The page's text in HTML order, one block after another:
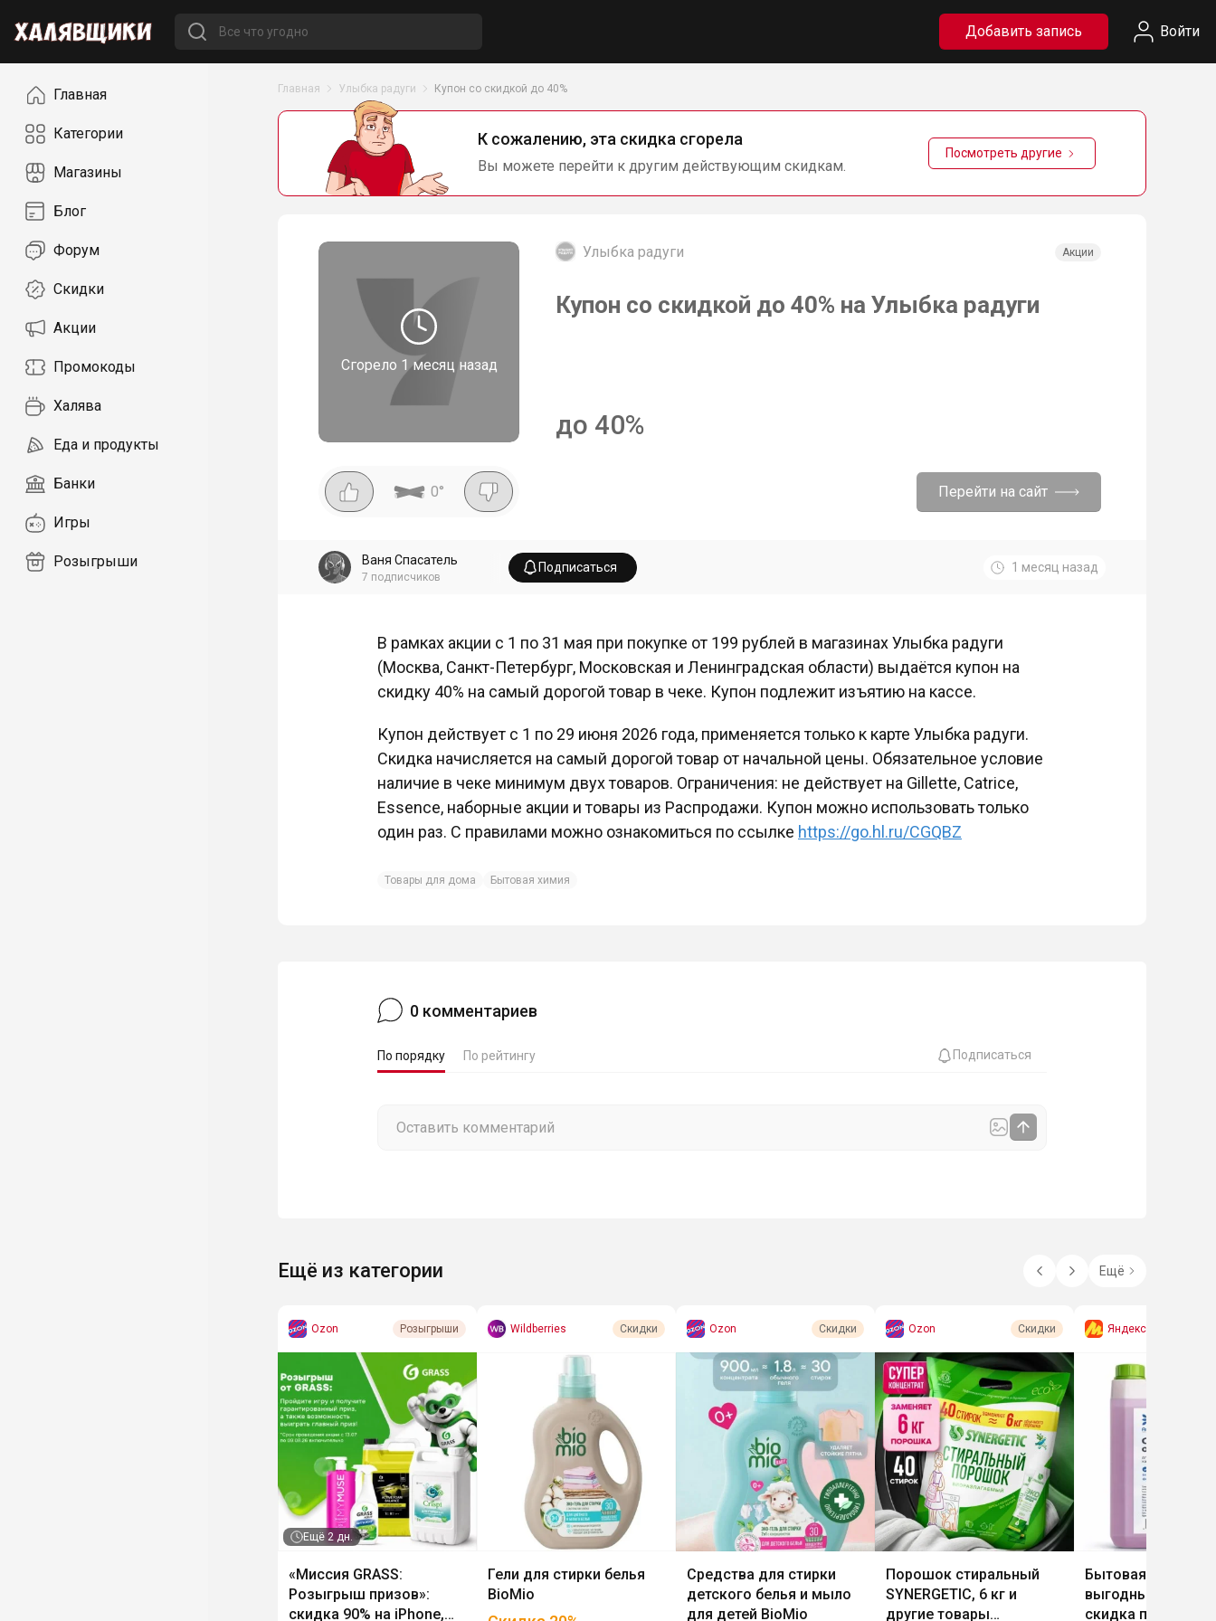
Добавить запись Войти
НавигацияГлавная
Категории
Магазины
Блог
Форум
Скидки
Акции
Промокоды
Халява
Еда и продукты
Банки
Игры
Розыгрыши
Главная Улыбка радуги Купон со скидкой до 40%
К сожалению, эта скидка сгорела
Вы можете перейти к другим действующим скидкам.
Посмотреть другие
Сгорело 1 месяц назад
Улыбка радуги Акции
Купон со скидкой до 40% на Улыбка радуги
до 40%
0° Перейти на сайт
Ваня Спасатель
7 подписчиков
Подписаться 1 месяц назад
В рамках акции с 1 по 31 мая при покупке от 199 рублей в магазинах Улыбка радуги
(Москва, Санкт-Петербург, Московская и Ленинградская области) выдаётся купон на
скидку 40% на самый дорогой товар в чеке. Купон подлежит изъятию на кассе.
Купон действует с 1 по 29 июня 2026 года, применяется только к карте Улыбка радуги.
Скидка начисляется на самый дорогой товар от начальной цены. Обязательное условие
наличие в чеке минимум двух товаров. Ограничения: не действует на Gillette, Catrice,
Essence, наборные акции и товары из Распродажи. Купон можно использовать только
один раз. С правилами можно ознакомиться по ссылке https://go.hl.ru/CGQBZ
Товары для дома Бытовая химия
0 комментариев
По порядку По рейтингу Подписаться
Ещё из категории Ещё
Ozon Розыгрыши
Ещё 2 дн.
«Миссия GRASS:
Розыгрыш призов»:
скидка 90% на iPhone,
Wildberries Скидки
Гели для стирки белья
BioMio
Ozon Скидки
Средства для стирки
детского белья и мыло
для детей BioMio
Ozon Скидки
Порошок стиральный
SYNERGETIC, 6 кг и
другие товары
Яндекс Маркет
Бытовая и
выгодным ценам
скидка по коду